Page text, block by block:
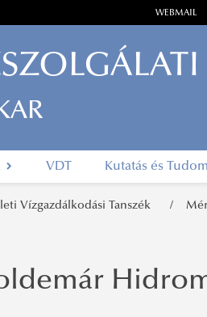
WEBMAIL
VDT Kutatás és
Vízgazdálkodási Tanszék